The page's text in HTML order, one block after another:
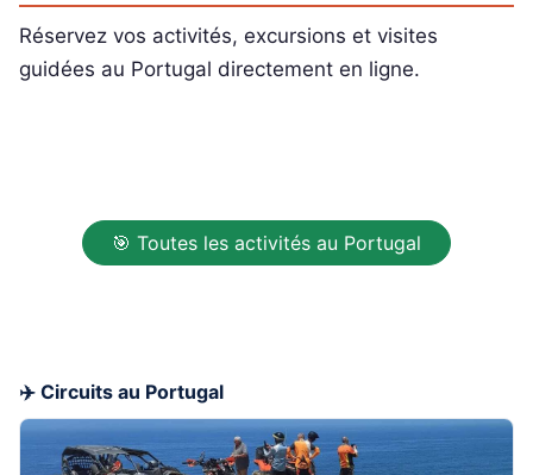
Réservez vos activités, excursions et visites
guidées au Portugal directement en ligne.
🎯 Toutes les activités au Portugal
✈️ Circuits au Portugal